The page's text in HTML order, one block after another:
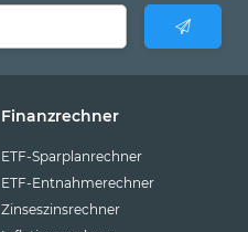
Finanzrechner
ETF-Sparplanrechner
ETF-Entnahmerechner
Zinseszinsrechner